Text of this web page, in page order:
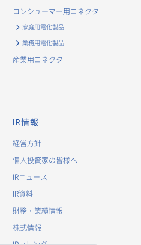
要な取引先情報の管理のため
るアンケート調査等への協力依
の報告・届出のため
理のため
は法的権限のある当局の法令に
った対応
コンシューマー用コネクタ
家庭用電化製品
業務用電化製品
産業用コネクタ
IR情報
経営方針
個人投資家の皆様へ
IRニュース
IR資料
財務・業績情報
株式情報